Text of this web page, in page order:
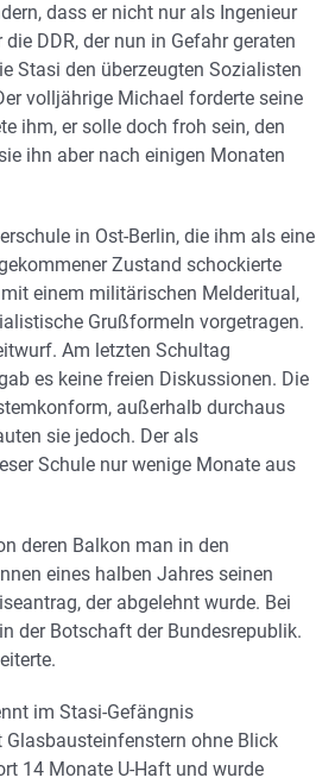
dass er nicht nur als Ingenieur
DDR, der nun in Gefahr geraten
Stasi den überzeugten Sozialisten
volljährige Michael forderte seine
ihm, er solle doch froh sein, den
ihn aber nach einigen Monaten
in Ost-Berlin, die ihm als eine
Zustand schockierte
einem militärischen Melderitual,
Grußformeln vorgetragen.
Am letzten Schultag
es keine freien Diskussionen. Die
außerhalb durchaus
sie jedoch. Der als
Schule nur wenige Monate aus
deren Balkon man in den
eines halben Jahres seinen
der abgelehnt wurde. Bei
der Botschaft der Bundesrepublik.
im Stasi-Gefängnis
ohne Blick
14 Monate U-Haft und wurde